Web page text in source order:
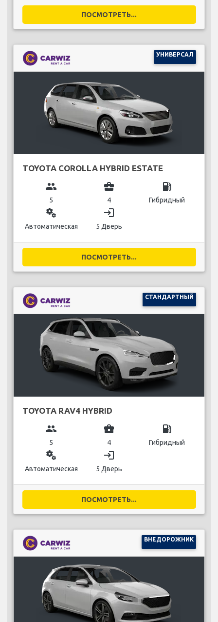
ПОСМОТРЕТЬ...
УНИВЕРСАЛ
TOYOTA COROLLA HYBRID ESTATE
group
5
business_center
4
local_gas_station
Гибридный
miscellaneous_services
Автоматическая
login
5 Дверь
ПОСМОТРЕТЬ...
СТАНДАРТНЫЙ
TOYOTA RAV4 HYBRID
group
5
business_center
4
local_gas_station
Гибридный
miscellaneous_services
Автоматическая
login
5 Дверь
ПОСМОТРЕТЬ...
ВНЕДОРОЖНИК